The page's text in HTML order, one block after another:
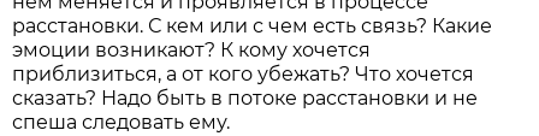
расстановки. С кем или с чем есть связь? Какие
эмоции возникают? К кому хочется
приблизиться, а от кого убежать? Что хочется
сказать? Надо быть в потоке расстановки и не
спеша следовать ему.